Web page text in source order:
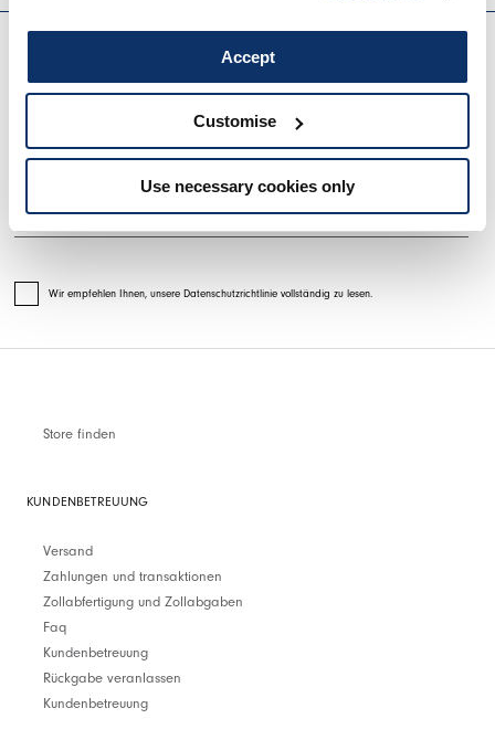
Accept
Customise
Use necessary cookies only
MELDEN SIE SICH FÜR UNSEREN NEWSLETTER AN
Wir empfehlen Ihnen, unsere Datenschutzrichtlinie vollständig zu lesen.
Store finden
KUNDENBETREUUNG
Versand
Zahlungen und transaktionen
Zollabfertigung und Zollabgaben
Faq
Kundenbetreuung
Rückgabe veranlassen
Kundenbetreuung